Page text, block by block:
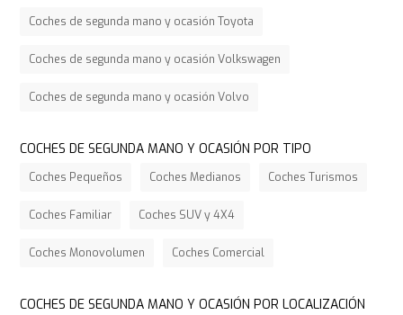
Coches de segunda mano y ocasión Toyota
Coches de segunda mano y ocasión Volkswagen
Coches de segunda mano y ocasión Volvo
COCHES DE SEGUNDA MANO Y OCASIÓN POR TIPO
Coches Pequeños Coches Medianos Coches Turismos
Coches Familiar Coches SUV y 4X4
Coches Monovolumen Coches Comercial
COCHES DE SEGUNDA MANO Y OCASIÓN POR LOCALIZACIÓN